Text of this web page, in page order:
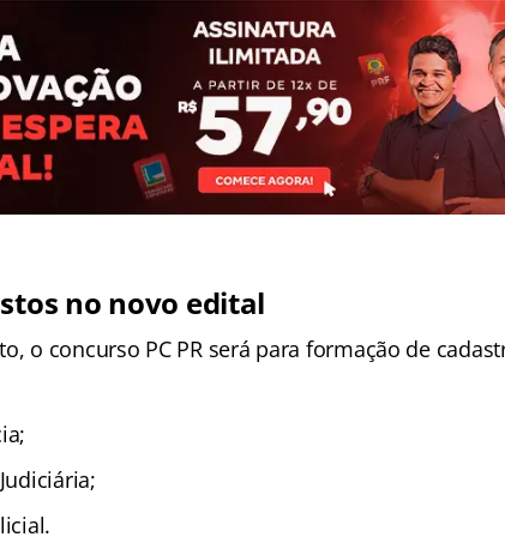
no novo edital
o concurso PC PR será para formação de